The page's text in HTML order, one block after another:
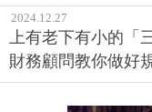
2024.12.27
上有老下有小的「
財務顧問教你做好